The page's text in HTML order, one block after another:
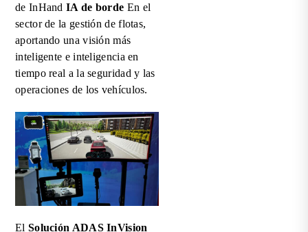
de InHand IA de borde En el
sector de la gestión de flotas,
aportando una visión más
inteligente e inteligencia en
tiempo real a la seguridad y las
operaciones de los vehículos.
El Solución ADAS InVision